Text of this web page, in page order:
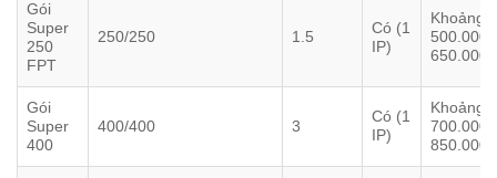
Gói
Super
250
FPT
250/250 1.5
Có (1
IP)
Khoảng
500.000
650.000
Gói
Super
400
400/400 3
Có (1
IP)
Khoảng
700.000
850.000